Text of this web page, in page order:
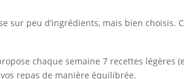
sur peu d’ingrédients, mais bien
chaque semaine 7 recettes légères
repas de manière équilibrée.